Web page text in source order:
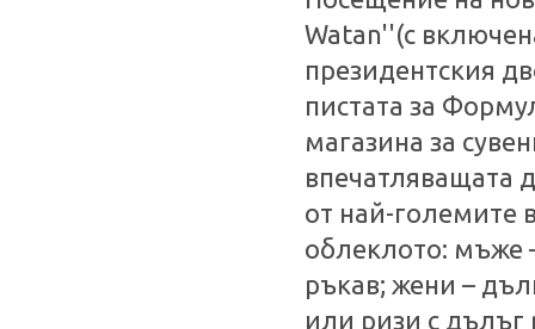
Watan''(с
президентския
пистата за
магазина за
впечатляващата
от най-големите
облеклото: мъже
ръкав; жени –
или ризи с дълъг